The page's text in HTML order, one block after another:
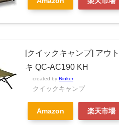
[クイックキャンプ] アウ
キ QC-AC190 KH
created by Rinker
クイックキャンプ
Amazon 楽天市場